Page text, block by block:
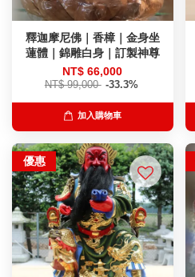
釋迦摩尼佛｜香樟｜金身坐
蓮體｜錦雕白身｜訂製神尊
NT$ 66,000
NT$ 99,000 -33.3%
加入購物車
優惠